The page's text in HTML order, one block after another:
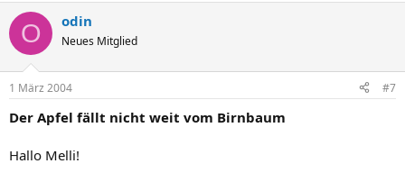
O odin
Neues Mitglied
1 März 2004 #7
Der Apfel fällt nicht weit vom Birnbaum
Hallo Melli!